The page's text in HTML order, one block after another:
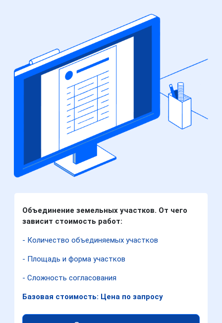
Объединение земельных участков. От чего
зависит стоимость работ:
- Количество объединяемых участков
- Площадь и форма участков
- Сложность согласования
Базовая стоимость: Цена по запросу